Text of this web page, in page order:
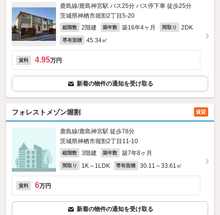
鹿島線/鹿島神宮駅 バス25分 バス停下車 徒歩25分
茨城県神栖市堀割2丁目5-20
総階数 2階建 築年数 築16年4ヶ月 間取り 2DK
専有面積 45.34㎡
賃料 4.95万円
新着の物件の通知を受け取る
フォレストメゾン堀割 賃貸
鹿島線/鹿島神宮駅 徒歩78分
茨城県神栖市堀割2丁目11-10
総階数 3階建 築年数 築7年8ヶ月
間取り 1K～1LDK 専有面積 30.11～33.61㎡
賃料 6万円
新着の物件の通知を受け取る